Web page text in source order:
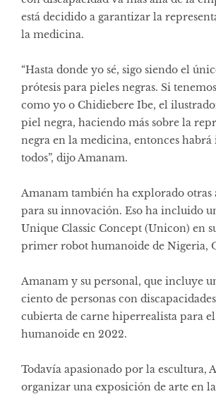
está decidido a garantizar la
la medicina.
“Hasta donde yo sé, sigo siendo el
prótesis para pieles negras. Si
como yo o Chidiebere Ibe, el
piel negra, haciendo más sobre la
negra en la medicina, entonces
todos”, dijo Amanam.
Amanam también ha explorado otras
para su innovación. Eso ha incluido
Unique Classic Concept (Unicon) en
primer robot humanoide de Nigeria,
Amanam y su personal, que incluye
ciento de personas con
cubierta de carne hiperrealista para
humanoide en 2022.
Todavía apasionado por la escultura,
organizar una exposición de arte en